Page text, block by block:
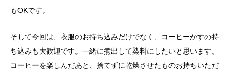
もOKです。
そして今回は、衣服のお持ち込みだけでなく、コーヒーかすの持
ち込みも大歓迎です。一緒に煮出して染料にしたいと思います。
コーヒーを楽しんだあと、捨てずに乾燥させたものお持ちいただ